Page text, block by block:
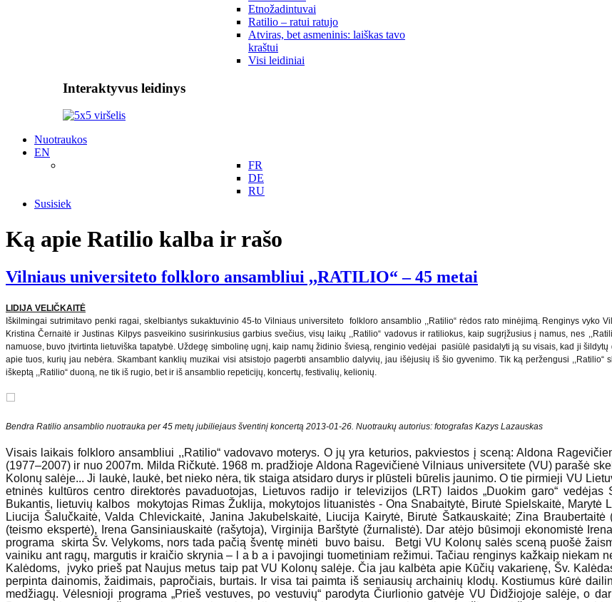
Etnožadintuvai
Ratilio – ratui ratujo
Atviras, bet asmeninis: laiškas tavo
kraštui
Visi leidiniai
Interaktyvus leidinys
Nuotraukos
EN
FR
DE
RU
Susisiek
Ką apie Ratilio kalba ir rašo
Vilniaus universiteto folkloro ansambliui ,,RATILIO“ – 45 metai
LIDIJA VELIČKAITĖ
Iškilmingai sutrimitavo penki ragai, skelbiantys sukaktuvinio 45-to Vilniaus universiteto folkloro ansamblio ,,Ratilio“ rėdos rato minėjimą. Renginys vyko
Kristina Černaitė ir Justinas Kilpys pasveikino susirinkusius garbius svečius, visų laikų ,,Ratilio“ vadovus ir ratiliokus, kaip sugrįžusius į namus, nes
namuose, buvo įtvirtinta lietuviška tapatybė. Uždegę simbolinę ugnį, kaip namų židinio šviesą, renginio vedėjai pasiūlė pasidalyti ją su visais, kad ji
apie tuos, kurių jau nebėra. Skambant kanklių muzikai visi atsistojo pagerbti ansamblio dalyvių, jau išėjusių iš šio gyvenimo. Tik ką peržengusi
iškeptą ,,Ratilio“ duoną, ne tik iš rugio, bet ir iš ansamblio repeticijų, koncertų, festivalių, kelionių.
Bendra Ratilio ansamblio nuotrauka per 45 metų jubiliejaus šventinį koncertą 2013-01-26. Nuotraukų autorius: fotografas Kazys Lazauskas
Visais laikais folkloro ansambliui ,,Ratilio“ vadovavo moterys. O jų yra keturios, pakviestos į sceną: Aldona
(1977–2007) ir nuo 2007m. Milda Ričkutė. 1968 m. pradžioje Aldona Ragevičienė Vilniaus universitete (VU) parašė
Kolonų salėje... Ji laukė, laukė, bet nieko nėra, tik staiga atsidaro durys ir plūsteli būrelis jaunimo. O tie pirmieji VU
etninės kultūros centro direktorės pavaduotojas, Lietuvos radijo ir televizijos (LRT) laidos „Duokim garo“
Bukantis, lietuvių kalbos mokytojas Rimas Žuklija, mokytojos lituanistės - Ona Snabaitytė, Birutė Spielskaitė, Marytė
Liucija Šalučkaitė, Valda Chlevickaitė, Janina Jakubelskaitė, Liucija Kairytė, Birutė Šatkauskaitė; Zina
(teismo ekspertė), Irena Gansiniauskaitė (rašytoja), Virginija Barštytė (žurnalistė). Dar atėjo būsimoji ekonomistė
programa skirta Šv. Velykoms, nors tada pačią šventę minėti buvo baisu. Betgi VU Kolonų salės sceną puošė
vainiku ant ragų, margutis ir kraičio skrynia – l a b a i pavojingi tuometiniam režimui. Tačiau renginys kažkaip niekam
Kalėdoms, įvyko prieš pat Naujus metus taip pat VU Kolonų salėje. Čia jau kalbėta apie Kūčių vakarienę, Šv.
perpinta dainomis, žaidimais, papročiais, burtais. Ir visa tai paimta iš seniausių archainių klodų. Kostiumus kūrė
medžiagų. Vėlesnioji programa „Prieš vestuves, po vestuvių“ parodyta Čiurlionio gatvėje VU Didžiojoje salėje, o